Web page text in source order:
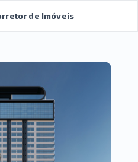
de Imóveis